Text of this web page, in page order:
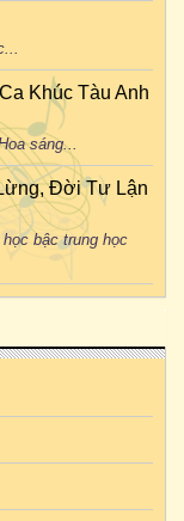
Khúc Tàu Anh
sáng...
Đời Tư Lận
bậc trung học